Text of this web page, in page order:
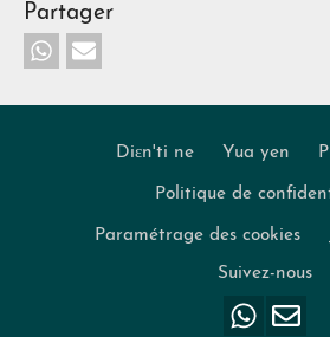
Partager
Diɛn'ti ne Yua yen
Politique de
Paramétrage des cookies
Suivez-nous